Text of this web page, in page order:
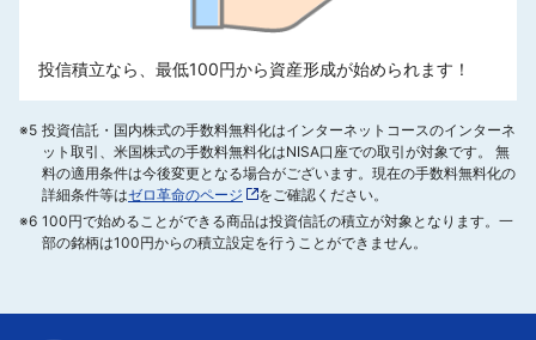
投信積立なら、最低100円から資産形成が始められます！
※5 投資信託・国内株式の手数料無料化はインターネットコースのインターネ
ット取引、米国株式の手数料無料化はNISA口座での取引が対象です。 無
料の適用条件は今後変更となる場合がございます。現在の手数料無料化の
詳細条件等はゼロ革命のページ
をご確認ください。
※6 100円で始めることができる商品は投資信託の積立が対象となります。一
部の銘柄は100円からの積立設定を行うことができません。